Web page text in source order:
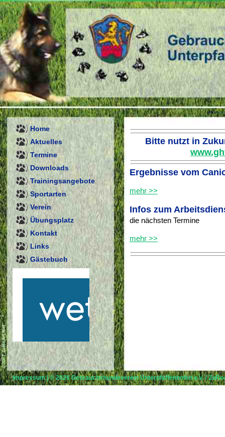
Home
Aktuelles
Termine
Downloads
Trainingsangebote
Sportarten
Verein
Übungsplatz
Kontakt
Links
Gästebuch
Bitte nutzt in
Ergebnisse vom
mehr >>
Infos zum
die nächsten Termine
mehr >>
Impressum| © 2026Gebrauchshundeverein Unterpfaffenhofen e.V./